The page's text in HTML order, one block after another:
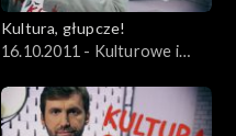
Kultura, głupcze!
16.10.2011 - Kulturowe i
marihuany